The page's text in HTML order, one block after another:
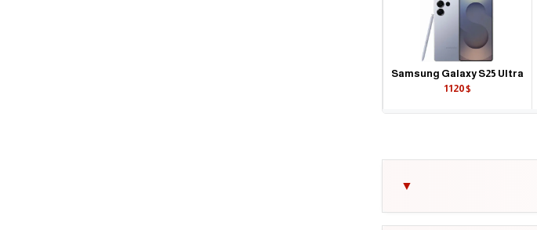
Samsung Galaxy S25 Ultra
1120$